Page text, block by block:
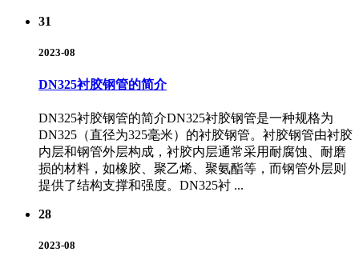
31
2023-08
DN325衬胶钢管的简介
DN325衬胶钢管的简介DN325衬胶钢管是一种规格为
DN325（直径为325毫米）的衬胶钢管。衬胶钢管由衬胶
内层和钢管外层构成，衬胶内层通常采用耐腐蚀、耐磨
损的材料，如橡胶、聚乙烯、聚氨酯等，而钢管外层则
提供了结构支撑和强度。DN325衬 ...
28
2023-08